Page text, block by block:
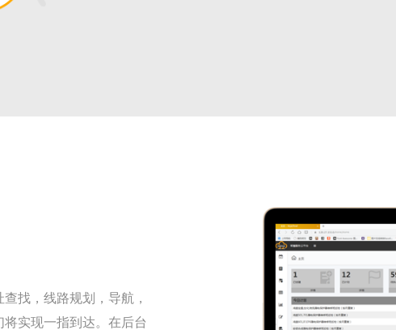
找，线路规划，导航，
实现一指到达。在后台